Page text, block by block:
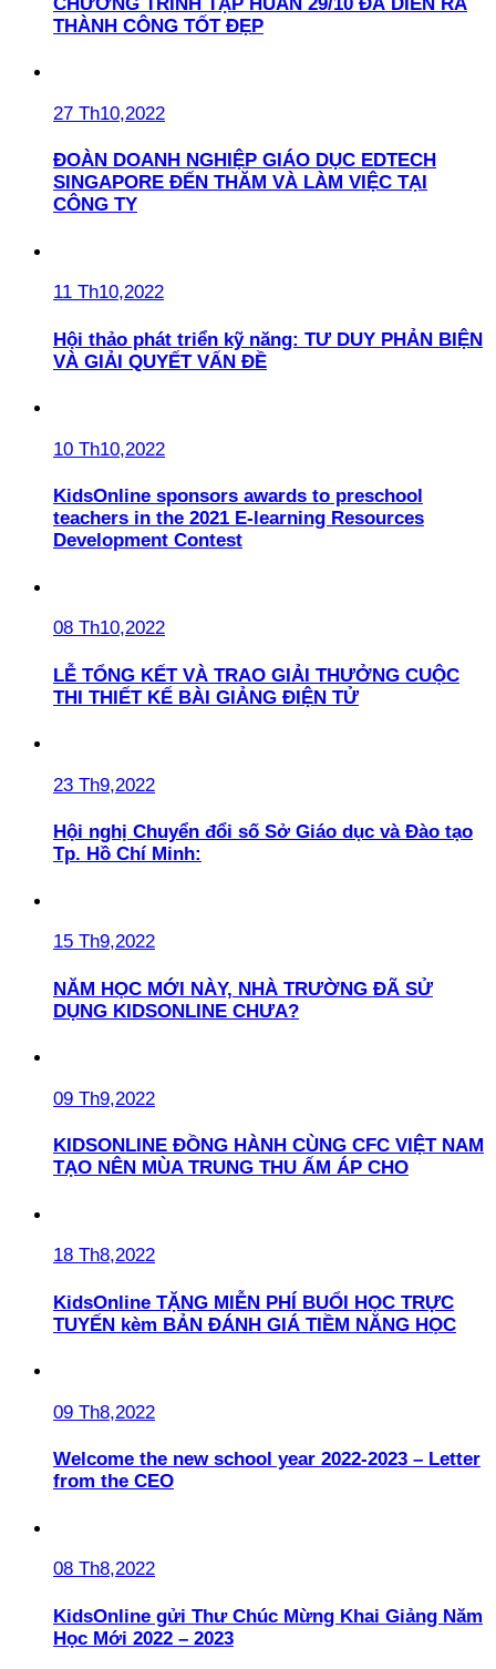
THÀNH CÔNG TỐT ĐẸP
27 Th10,2022
ĐOÀN DOANH NGHIỆP GIÁO DỤC EDTECH
SINGAPORE ĐẾN THĂM VÀ LÀM VIỆC TẠI
CÔNG TY
11 Th10,2022
Hội thảo phát triển kỹ năng: TƯ DUY PHẢN BIỆN
VÀ GIẢI QUYẾT VẤN ĐỀ
10 Th10,2022
KidsOnline sponsors awards to preschool
teachers in the 2021 E-learning Resources
Development Contest
08 Th10,2022
LỄ TỔNG KẾT VÀ TRAO GIẢI THƯỞNG CUỘC
THI THIẾT KẾ BÀI GIẢNG ĐIỆN TỬ
23 Th9,2022
Hội nghị Chuyển đổi số Sở Giáo dục và Đào tạo
Tp. Hồ Chí Minh:
15 Th9,2022
NĂM HỌC MỚI NÀY, NHÀ TRƯỜNG ĐÃ SỬ
DỤNG KIDSONLINE CHƯA?
09 Th9,2022
KIDSONLINE ĐỒNG HÀNH CÙNG CFC VIỆT NAM
TẠO NÊN MÙA TRUNG THU ẤM ÁP CHO
18 Th8,2022
KidsOnline TẶNG MIỄN PHÍ BUỔI HỌC TRỰC
TUYẾN kèm BẢN ĐÁNH GIÁ TIỀM NĂNG HỌC
09 Th8,2022
Welcome the new school year 2022-2023 – Letter
from the CEO
08 Th8,2022
KidsOnline gửi Thư Chúc Mừng Khai Giảng Năm
Học Mới 2022 – 2023